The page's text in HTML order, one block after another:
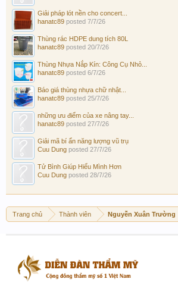
Giải pháp lót nền cho concert...
hanatc89 posted 7/7/26
Thùng rác HDPE dung tích 80L
hanatc89 posted 20/7/26
Thùng Nhựa Nắp Kín: Công Cụ Nhỏ...
hanatc89 posted 6/7/26
Báo giá thùng nhựa chữ nhật...
hanatc89 posted 25/7/26
những ưu điểm của xe nâng tay...
hanatc89 posted 27/7/26
Giải mã bí ẩn năng lượng vũ trụ
Cuu Dung posted 27/7/26
Tử Bình Giúp Hiểu Mình Hơn
Cuu Dung posted 28/7/26
Trang chủ Thành viên Nguyễn Xuân Trường